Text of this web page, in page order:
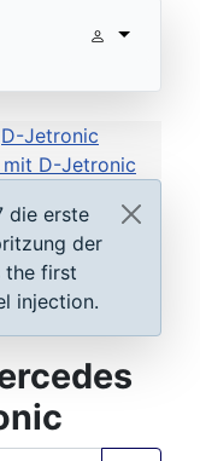
and tune
D-Jetronic
mit D-Jetronic
die erste
der
the first
injection.